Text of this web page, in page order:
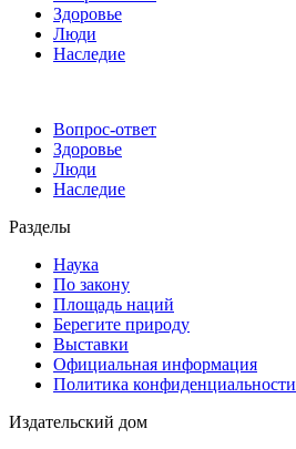
Здоровье
Люди
Наследие
Вопрос-ответ
Здоровье
Люди
Наследие
Разделы
Наука
По закону
Площадь наций
Берегите природу
Выставки
Официальная информация
Политика конфиденциальности
Издательский дом